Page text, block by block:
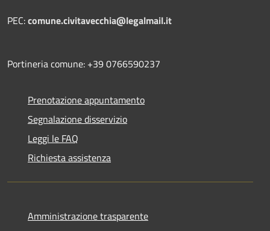
PEC:comune.civitavecchia@legalmail.it
Portineria comune: +39 0766590237
Prenotazione appuntamento
Segnalazione disservizio
Leggi le FAQ
Richiesta assistenza
Amministrazione trasparente